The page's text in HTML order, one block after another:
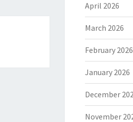
April 2026
March 2026
February 2026
January 2026
December
November